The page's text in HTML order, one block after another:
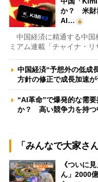
か？ 米財
AI…
中国経済に精通する中国
ミアム連載「チャイナ・
中国経済“予想外の低
方針の修正で成長加速
“AI革命”で爆発的な需
か？ 高い競争力を持
「みんなで大家さ
《ついに
ん」2000